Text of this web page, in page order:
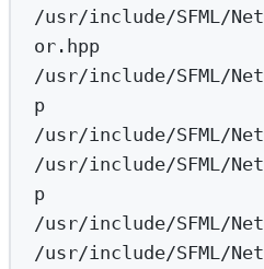
/usr/include/SFML/
or.hpp
/usr/include/SFML/
p
/usr/include/SFML/
/usr/include/SFML/
p
/usr/include/SFML/
/usr/include/SFML/